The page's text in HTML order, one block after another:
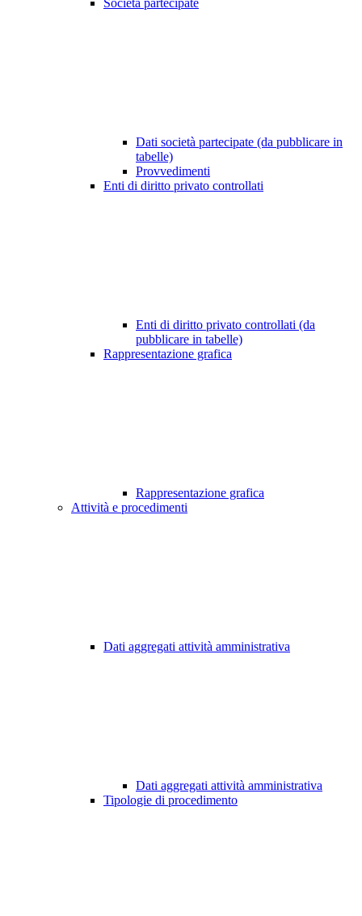
Società partecipate
Dati società partecipate (da pubblicare in
tabelle)
Provvedimenti
Enti di diritto privato controllati
Enti di diritto privato controllati (da
pubblicare in tabelle)
Rappresentazione grafica
Rappresentazione grafica
Attività e procedimenti
Dati aggregati attività amministrativa
Dati aggregati attività amministrativa
Tipologie di procedimento